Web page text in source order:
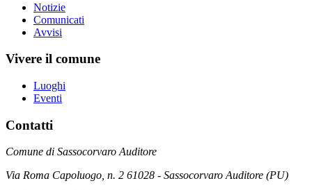
Notizie
Comunicati
Avvisi
Vivere il comune
Luoghi
Eventi
Contatti
Comune di Sassocorvaro Auditore
Via Roma Capoluogo, n. 2 61028 - Sassocorvaro Auditore (PU)